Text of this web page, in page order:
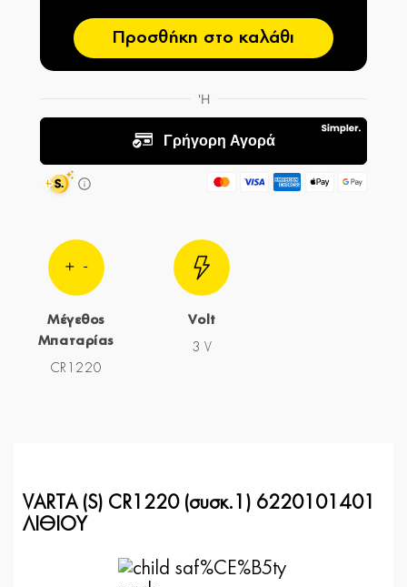
Προσθήκη στο καλάθι
Μέγεθος
Μπαταρίας
CR1220
Volt
3 V
VARTA (S) CR1220 (συσκ.1) 6220101401
ΛΙΘΙΟΥ